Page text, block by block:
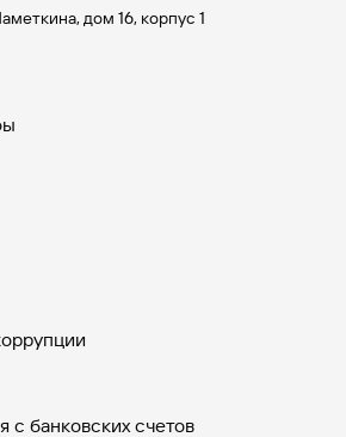
дом 16, корпус 1
с банковских счетов